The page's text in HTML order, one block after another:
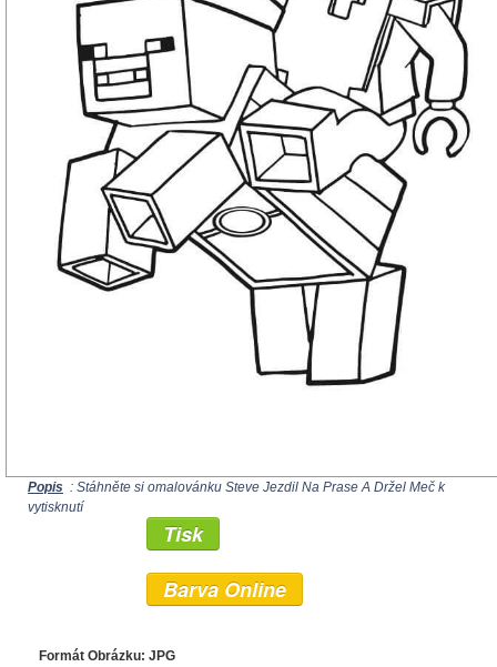
Popis : Stáhněte si omalovánku Steve Jezdil Na Prase A Držel Meč k
vytisknutí
Tisk
Barva Online
Formát Obrázku: JPG